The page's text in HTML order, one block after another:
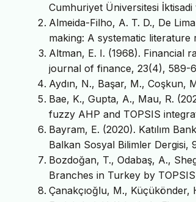
Cumhuriyet Üniversitesi
Almeida-Filho, A. T. D., De
making: A systematic literature
Altman, E. I. (1968). Financial
journal of finance, 23(4), 589-
Aydın, N., Başar, M., Coşkun,
Bae, K., Gupta, A., Mau, R.
fuzzy AHP and TOPSIS
Bayram, E. (2020). Katılım
Balkan Sosyal Bilimler Dergisi,
Bozdoğan, T., Odabaş, A.,
Branches in Turkey by
Çanakçıoğlu, M., Küçükönder,